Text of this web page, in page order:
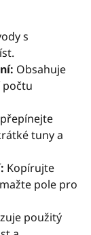
s
Obsahuje
počtu
tuny a
Kopírujte
pole pro
použitý